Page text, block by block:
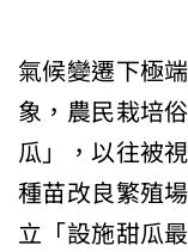
氣候變遷下極
象，農民栽培
瓜」，以往被
種苗改良繁殖
立「設施甜瓜